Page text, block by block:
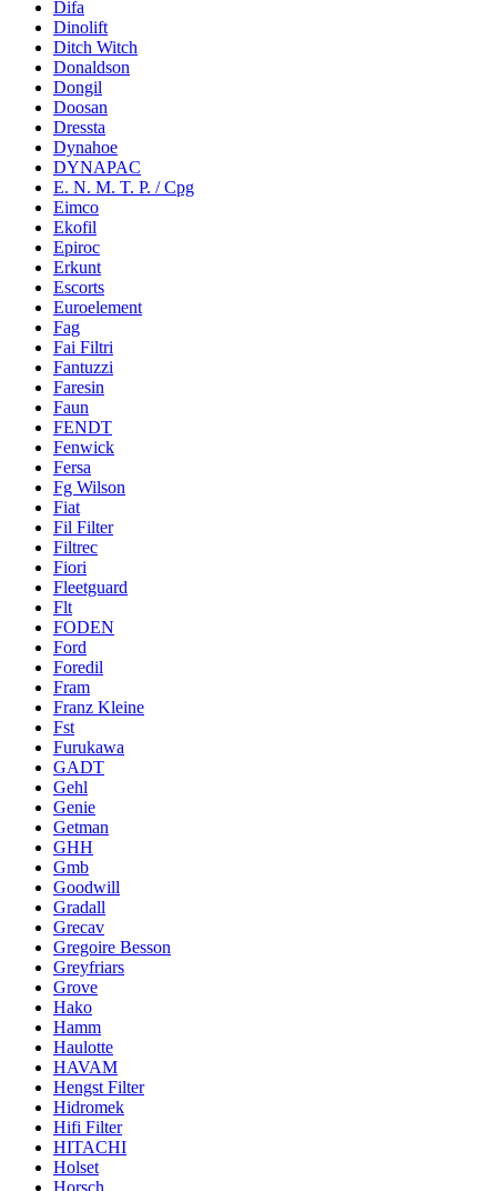
Difa
Dinolift
Ditch Witch
Donaldson
Dongil
Doosan
Dressta
Dynahoe
DYNAPAC
E. N. M. T. P. / Cpg
Eimco
Ekofil
Epiroc
Erkunt
Escorts
Euroelement
Fag
Fai Filtri
Fantuzzi
Faresin
Faun
FENDT
Fenwick
Fersa
Fg Wilson
Fiat
Fil Filter
Filtrec
Fiori
Fleetguard
Flt
FODEN
Ford
Foredil
Fram
Franz Kleine
Fst
Furukawa
GADT
Gehl
Genie
Getman
GHH
Gmb
Goodwill
Gradall
Grecav
Gregoire Besson
Greyfriars
Grove
Hako
Hamm
Haulotte
HAVAM
Hengst Filter
Hidromek
Hifi Filter
HITACHI
Holset
Horsch